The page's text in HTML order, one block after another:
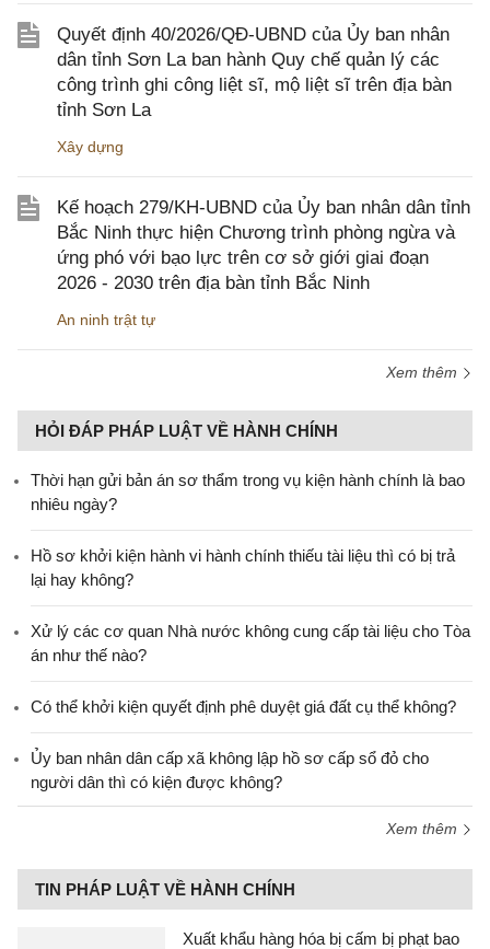
Quyết định 40/2026/QĐ-UBND của Ủy ban nhân
dân tỉnh Sơn La ban hành Quy chế quản lý các
công trình ghi công liệt sĩ, mộ liệt sĩ trên địa bàn
tỉnh Sơn La
Xây dựng
Kế hoạch 279/KH-UBND của Ủy ban nhân dân tỉnh
Bắc Ninh thực hiện Chương trình phòng ngừa và
ứng phó với bạo lực trên cơ sở giới giai đoạn
2026 - 2030 trên địa bàn tỉnh Bắc Ninh
An ninh trật tự
Xem thêm
HỎI ĐÁP PHÁP LUẬT VỀ HÀNH CHÍNH
Thời hạn gửi bản án sơ thẩm trong vụ kiện hành chính là bao
nhiêu ngày?
Hồ sơ khởi kiện hành vi hành chính thiếu tài liệu thì có bị trả
lại hay không?
Xử lý các cơ quan Nhà nước không cung cấp tài liệu cho Tòa
án như thế nào?
Có thể khởi kiện quyết định phê duyệt giá đất cụ thể không?
Ủy ban nhân dân cấp xã không lập hồ sơ cấp sổ đỏ cho
người dân thì có kiện được không?
Xem thêm
TIN PHÁP LUẬT VỀ HÀNH CHÍNH
Xuất khẩu hàng hóa bị cấm bị phạt bao